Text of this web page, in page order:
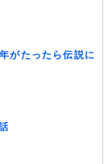
がたったら伝説に